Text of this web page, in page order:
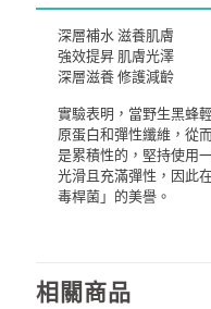
深層補水 滋養肌膚
強效提昇 肌膚光澤
深層滋養 修護減齡
實驗表明，當野生黑蜂
原蛋白和彈性纖維，從
是累積性的，堅持使用
光滑且充滿彈性，因此
毒桿菌」的美譽。
相關商品